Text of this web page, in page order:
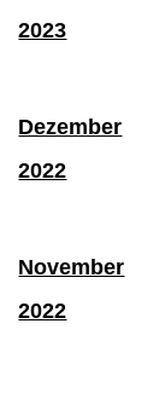
2023
Dezember
2022
November
2022